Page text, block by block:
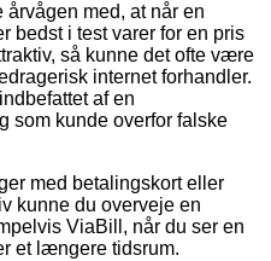
med, at når en
bedst i test varer for en pris
så kunne det ofte være
internet forhandler.
af en
som kunde overfor falske
med betalingskort eller
kunne du overveje en
ViaBill, når du ser en
et længere tidsrum.